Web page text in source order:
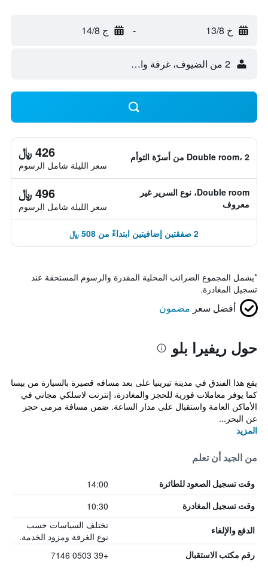
خ 13/8 - ج 14/8
2 من الضيوف، غرفة واحدة
Double room، 2 من أسرّة التوأم 426 ﷼
سعر الليلة شامل الرسوم
Double room، نوع السرير غير
معروف
496 ﷼
سعر الليلة شامل الرسوم
2 صفقتين إضافيتين ابتداءً من 508 ﷼
*يشمل المجموع الضرائب المحلية المقدرة والرسوم المستحقة عند
تسجيل المغادرة.
أفضل سعر مضمون
حول ريفيرا بلو
يقع هذا الفندق في مدينة تيرينيا على بعد مسافه قصيرة بالسيارة من بيسا
كما يوفر معاملات فورية للحجز والمغادرة، إنترنت لاسلكي مجاني في
الأماكن العامة واستقبال على مدار الساعة. ضمن مسافة مرمى حجر
عن البحر...
المزيد
من الجيد أن تعلم
وقت تسجيل الصعود للطائرة 14:00
وقت تسجيل المغادرة 10:30
الدفع والإلغاء
تختلف السياسات حسب
نوع الغرفة ومزود الخدمة.
رقم مكتب الاستقبال +39 0503 7146